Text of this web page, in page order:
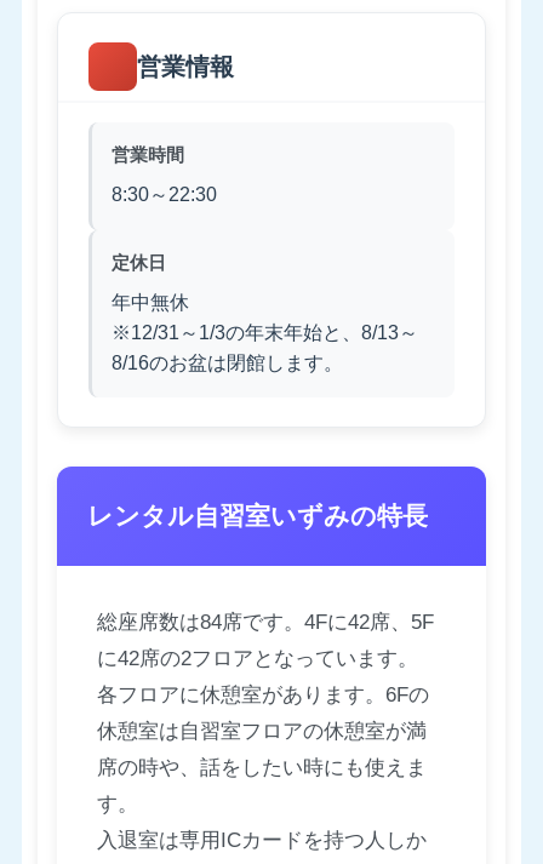
営業情報
営業時間
8:30～22:30
定休日
年中無休
※12/31～1/3の年末年始と、8/13～
8/16のお盆は閉館します。
レンタル自習室いずみの特長
総座席数は84席です。4Fに42席、5F
に42席の2フロアとなっています。
各フロアに休憩室があります。6Fの
休憩室は自習室フロアの休憩室が満
席の時や、話をしたい時にも使えま
す。
入退室は専用ICカードを持つ人しか